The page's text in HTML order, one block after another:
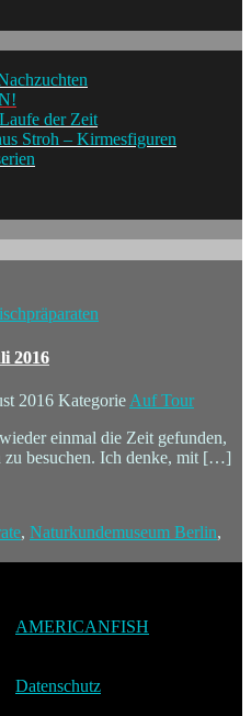
der Zeit
Stroh – Kirmesfiguren
2016
2016 Kategorie Auf Tour
einmal die Zeit gefunden,
zu besuchen. Ich denke, mit […]
, Naturkundemuseum Berlin,
AMERICANFISH
Datenschutz